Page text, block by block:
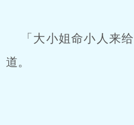
「大小姐命小人来
道。